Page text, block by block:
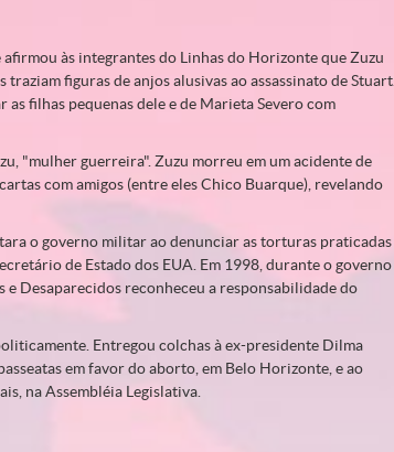
às integrantes do Linhas do Horizonte que Zuzu
figuras de anjos alusivas ao assassinato de Stuart.
filhas pequenas dele e de Marieta Severo com
"mulher guerreira". Zuzu morreu em um acidente de
com amigos (entre eles Chico Buarque), revelando
o governo militar ao denunciar as torturas praticadas
de Estado dos EUA. Em 1998, durante o governo
Desaparecidos reconheceu a responsabilidade do
Entregou colchas à ex-presidente Dilma
em favor do aborto, em Belo Horizonte, e ao
na Assembléia Legislativa.